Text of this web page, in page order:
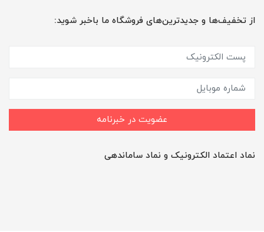
از تخفیف‌ها و جدیدترین‌های فروشگاه ما باخبر شوید:
عضویت در خبرنامه
نماد اعتماد الکترونیک و نماد ساماندهی